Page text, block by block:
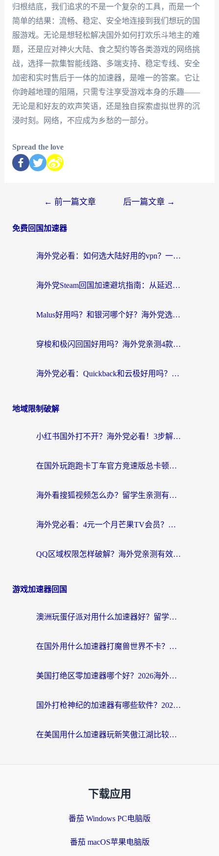
归根结底，我们追求的不是一个复杂的工具，而是一个
简单的结果：流畅、稳定、安全地连接到我们想玩的国
服游戏。无论是想轻松解决国外如何打欢乐斗地主的难
题，还是应对神火大陆、食之契约等各类游戏的网络挑
战，选择一款集智能线路、多端支持、稳定专线、安全
加密和实时售后于一体的加速器，是唯一的答案。它让
你跨越地理的阻隔，只需专注享受游戏本身的乐趣——
无论是和好友的欢声笑语，还是独自探索虚拟世界的沉
浸时刻。网络，不应成为乡愁的一部分。
Spread the love
← 前一篇文章 后一篇文章 →
免费回国加速器
海外党必看：如何选大陆好用的vpn？一篇解决你的回国访问难题
海外党Steam回国加速避坑指南：从延迟卡顿到无缝畅玩，我踩过的坑和最优解
Malus好用吗？和银河哪个好？海外党选回国加速器的避坑指南（附乌克兰玩国内游戏实测）
穿梭和极闪回国好用吗？海外党亲测4款加速器+1个隐藏宝藏
海外党必看：Quickback和云极好用吗？3招教你选对回国加速器（附PC端VPN实测对比）
地域限制破解
小红书国外打不开？海外党必看！3步解决国内影音、生活服务全畅通
在国外玩跑跑卡丁车官方竞速版总卡顿？这篇攻略帮你解决地区限制+低延迟难题
海外看搜狐视频怎么办？留学生亲测有效的回国加速器选择指南
海外党必看：4元一个月芒果TV会员？选对回国加速器就能实现！
QQ区域权限怎样破解？海外党亲测有效的回国加速方案（附看剧看电影神器推荐）
游戏加速器回国
澳洲玩蛋仔派对用什么加速器好？留学生亲测有效的国服游戏加速指南
在国外用什么加速器打魔兽世界不卡？海外党国服游戏流畅指南
美国打绝区零加速器哪个好？2026海外玩家实测指南（附英国部落冲突梦幻西游加速技巧）
国外打枪神纪的加速器有哪些软件？2026海外玩家亲测实用指南
在美国用什么加速器玩新笑傲江湖比较好一点？海外玩家亲测的靠谱方案
下载应用
番茄 Windows PC电脑版
番茄 macOS苹果电脑版